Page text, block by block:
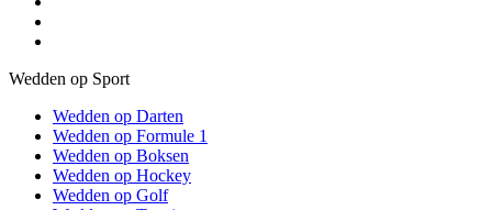
Wedden op Sport
Wedden op Darten
Wedden op Formule 1
Wedden op Boksen
Wedden op Hockey
Wedden op Golf